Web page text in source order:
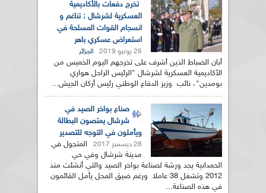
تخرج دفعات بالأكاديمية
العسكرية لشرشال : تناغم و
انسجام القوات المسلحة في
استعراض عسكري باهر
26 يونيو 2019 الجزائر
أبان الضباط الذين أشرف على تخرجهم اليوم الخميس من
الأكاديمية العسكرية لشرشال "الرئيس الراحل هواري
بومدين"، نائب وزير الدفاع الوطني رئيس أركان الجيش...
صناع بواخر الصيد في
شرشال يمتصون البطالة
ويأملون في التوجه للتصدير
28 ديسمبر 2017
المتجول في
مدينة شرشال وفي حي
الحمدانية يجد ورشة لصناعة بواخر الصيد والتي أنشئت منذ
2012 وتشغل 38 عاملا ورغم ضيق المحل يأمل القائمون
في هذه الصناعة...